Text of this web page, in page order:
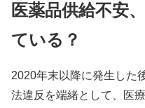
医薬品供給不安
ている？
2020年末以降に発生した
法違反を端緒として、医